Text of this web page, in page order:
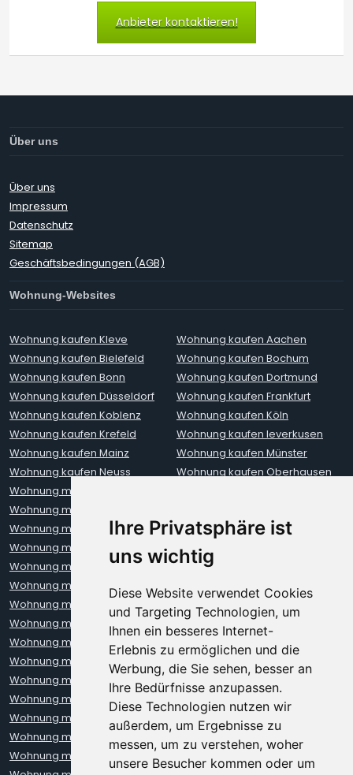
Ihre Privatsphäre ist
uns wichtig
Diese Website verwendet Cookies
und Targeting Technologien, um
Ihnen ein besseres Internet-
Erlebnis zu ermöglichen und die
Werbung, die Sie sehen, besser an
Ihre Bedürfnisse anzupassen.
Diese Technologien nutzen wir
außerdem, um Ergebnisse zu
messen, um zu verstehen, woher
unsere Besucher kommen oder um
Anbieter kontaktieren!
Über uns
Über uns
Impressum
Datenschutz
Sitemap
Geschäftsbedingungen (AGB)
Wohnung-Websites
Wohnung kaufen Kleve
Wohnung kaufen Aachen
Wohnung kaufen Bielefeld
Wohnung kaufen Bochum
Wohnung kaufen Bonn
Wohnung kaufen Dortmund
Wohnung kaufen Düsseldorf
Wohnung kaufen Frankfurt
Wohnung kaufen Koblenz
Wohnung kaufen Köln
Wohnung kaufen Krefeld
Wohnung kaufen leverkusen
Wohnung kaufen Mainz
Wohnung kaufen Münster
Wohnung kaufen Neuss
Wohnung kaufen Oberhausen
Wohnung mieten Aachen
Wohnung mieten Berlin
Wohnung mieten Bochum
Wohnung mieten Bonn
Wohnung mieten Bremen
Wohnung mieten Darmstadt
Wohnung mieten Dortmund
Wohnung mieten Dresden
Wohnung mieten Düsseldorf
Wohnung mieten Erfurt
Wohnung mieten Frankfurt
Wohnung mieten Freiburg
Wohnung mieten Hamburg
Wohnung mieten Hannover
Wohnung mieten Heidelberg
Wohnung mieten Karlsruhe
Wohnung mieten Kiel
Wohnung mieten Kleve
Wohnung mieten Koblenz
Wohnung mieten Krefeld
Wohnung mieten Leipzig
Wohnung mieten Leverkusen
Wohnung mieten Lübeck
Wohnung mieten Mainz
Wohnung mieten Mannheim
Wohnung mieten München
Wohnung mieten Münster
Wohnung mieten Neuss